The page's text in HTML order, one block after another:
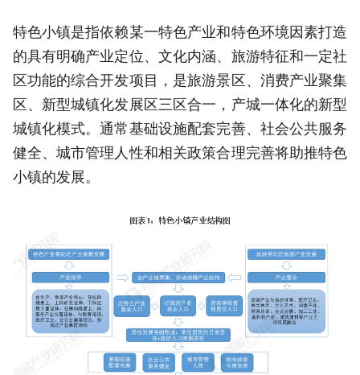
特色小镇是指依赖某一特色产业和特色环境因素打造
的具有明确产业定位、文化内涵、旅游特征和一定社
区功能的综合开发项目，是旅游景区、消费产业聚集
区、新型城镇化发展区三区合一，产城一体化的新型
城镇化模式。通常基础设施配套完善、社会公共服务
健全、城市管理人性和相关政策合理完善将助推特色
小镇的发展。